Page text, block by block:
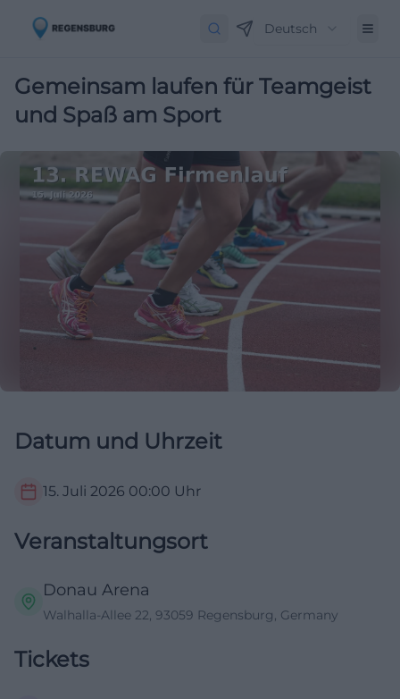
Deutsch
Gemeinsam laufen für Teamgeist
und Spaß am Sport
Datum und Uhrzeit
15. Juli 2026 00:00 Uhr
Veranstaltungsort
Donau Arena
Walhalla-Allee 22, 93059 Regensburg, Germany
Tickets